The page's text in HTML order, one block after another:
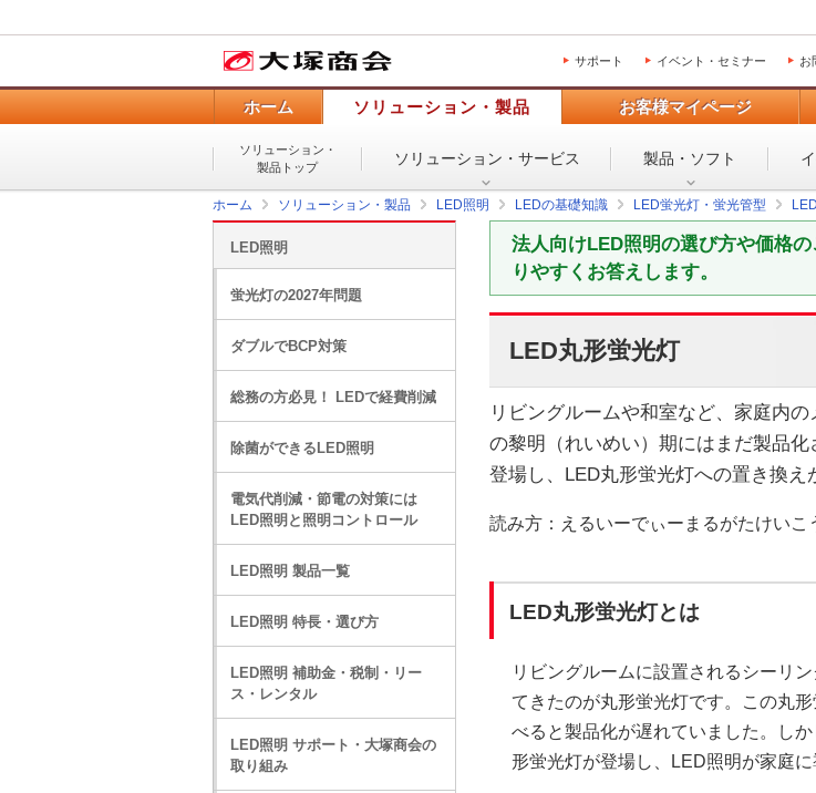
サポート イベント・セミナー お
ホーム ソリューション・製品 お客様マイページ
ソリューション・
製品トップ
ソリューション・ サービス 製品・ソフト
ホーム ソリューション・製品 LED照明 LEDの基礎知識 LED蛍光灯・蛍光管型
法人向けLED照明の選び方や価格
りやすくお答えします。
LED丸形蛍光灯
リビングルームや和室など、家庭内
の黎明（れいめい）期にはまだ製品
登場し、LED丸形蛍光灯への置き換え
読み方：えるいーでぃーまるがたけいこ
LED丸形蛍光灯とは
リビングルームに設置されるシーリ
てきたのが丸形蛍光灯です。この丸
べると製品化が遅れていました。し
形蛍光灯が登場し、LED照明が家庭
LED照明
蛍光灯の2027年問題
ダブルでBCP対策
総務の方必見！ LEDで経費削減
除菌ができるLED照明
電気代削減・節電の対策には
LED照明と照明コントロール
LED照明 製品一覧
LED照明 特長・選び方
LED照明 補助金・税制・リー
ス・レンタル
LED照明 サポート・大塚商会の
取り組み